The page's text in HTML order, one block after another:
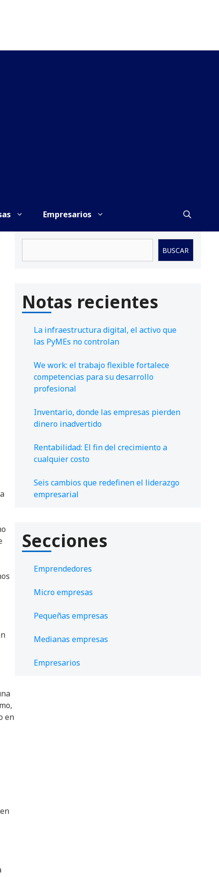
Empresarios
en
BUSCAR
Notas recientes
La infraestructura digital, el activo que
las PyMEs no controlan
We work: el trabajo flexible fortalece
competencias para su desarrollo
profesional
Inventario, donde las empresas pierden
dinero inadvertido
Rentabilidad: El fin del crecimiento a
cualquier costo
Seis cambios que redefinen el liderazgo
empresarial
Secciones
Emprendedores
Micro empresas
Pequeñas empresas
Medianas empresas
Empresarios